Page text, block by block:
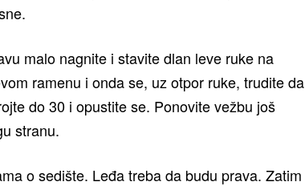
malo nagnite i stavite dlan leve ruke na
ramenu i onda se, uz otpor ruke, trudite da
do 30 i opustite se. Ponovite vežbu još
stranu.
o sedište. Leđa treba da budu prava. Zatim